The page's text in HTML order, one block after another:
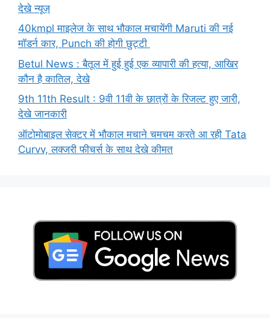
देखे न्यूज़
40kmpl माइलेज के साथ भौकाल मचायेंगी Maruti की नई
मॉडर्न कार, Punch की होगी छुट्टी
Betul News : बैतूल में हुई हुई एक व्यापारी की हत्या, आखिर
कौन है कातिल, देखे
9th 11th Result : 9वी 11वी के छात्रों के रिजल्ट हुए जारी,
देखे जानकारी
ऑटोमोबाइल सेक्टर में भौकाल मचाने चमचम करते आ रही Tata
Curvv, लक्जरी फीचर्स के साथ देखे कीमत